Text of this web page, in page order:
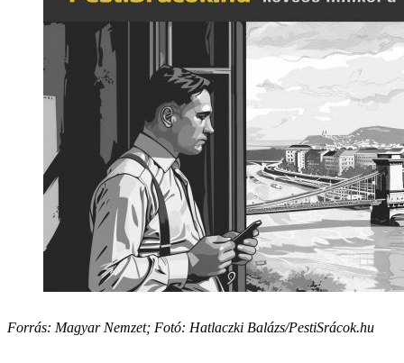
Forrás: Magyar Nemzet; Fotó: Hatlaczki Balázs/PestiSrácok.hu